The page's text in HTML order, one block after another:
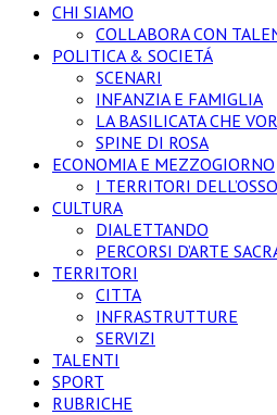
CHI SIAMO
COLLABORA CON
POLITICA & SOCIETÁ
SCENARI
INFANZIA E FAMIGLIA
LA BASILICATA CHE
SPINE DI ROSA
ECONOMIA E MEZZOGIORNO
I TERRITORI DELL’OSSO
CULTURA
DIALETTANDO
PERCORSI D’ARTE
TERRITORI
CITTA
INFRASTRUTTURE
SERVIZI
TALENTI
SPORT
RUBRICHE